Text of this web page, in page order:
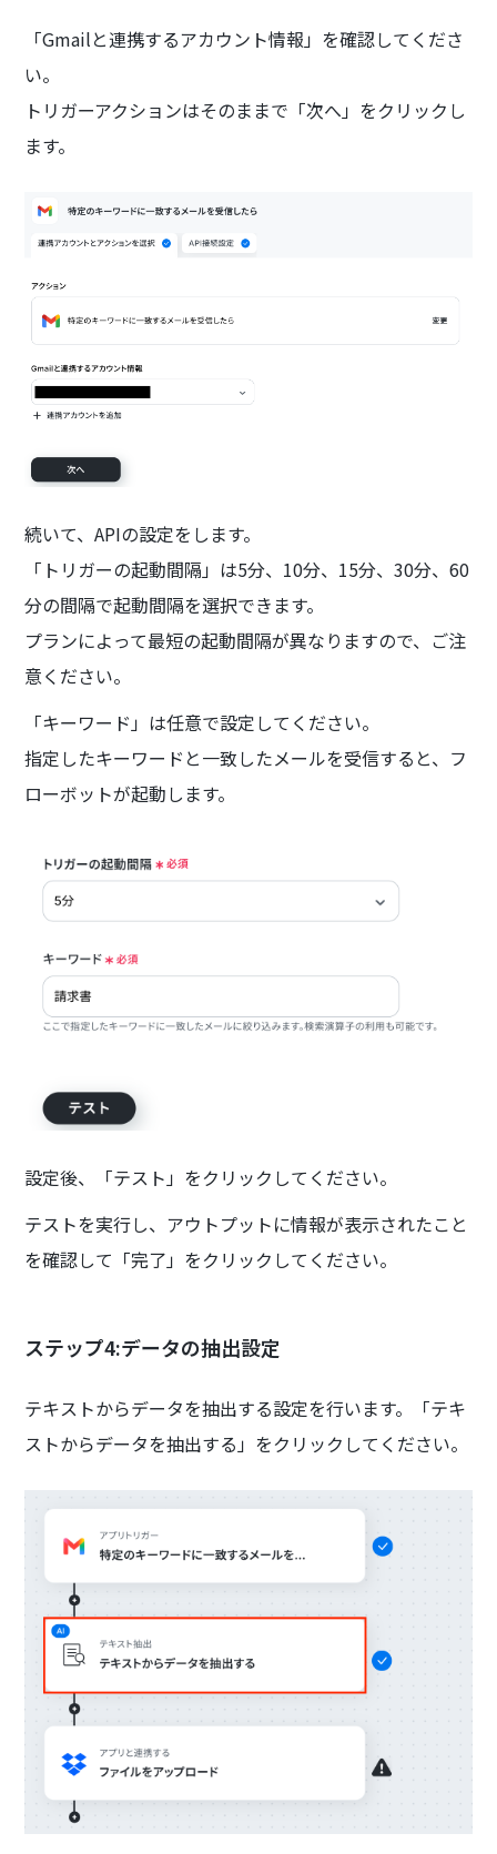
「Gmailと連携するアカウント情報」を確認してくださ
い。
トリガーアクションはそのままで「次へ」をクリックし
ます。
続いて、APIの設定をします。
「トリガーの起動間隔」は5分、10分、15分、30分、60
分の間隔で起動間隔を選択できます。
プランによって最短の起動間隔が異なりますので、ご注
意ください。
「キーワード」は任意で設定してください。
指定したキーワードと一致したメールを受信すると、フ
ローボットが起動します。
設定後、「テスト」をクリックしてください。
テストを実行し、アウトプットに情報が表示されたこと
を確認して「完了」をクリックしてください。
ステップ4:データの抽出設定
テキストからデータを抽出する設定を行います。「テキ
ストからデータを抽出する」をクリックしてください。